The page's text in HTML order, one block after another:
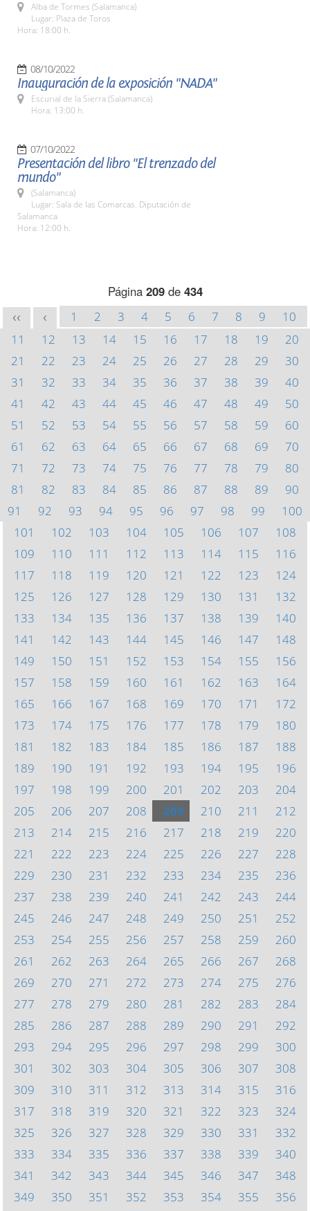
Alba de Tormes (Salamanca)
Lugar: Plaza de Toros
Hora: 18:00 h.
08/10/2022
Inauguración de la exposición "NADA"
Escurial de la Sierra (Salamanca)
Hora: 13:00 h.
07/10/2022
Presentación del libro "El trenzado del
mundo"
(Salamanca)
Lugar: Sala de las Comarcas. Diputación de
Salamanca
Hora: 12:00 h.
Página 209de 434
<< < 1 2 3 4 5 6 7 8 9
10
11
12 13 14 15 16 17 18 19
20
21
22 23 24 25 26 27 28 29
30
31
32 33 34 35 36 37 38 39
40
41
42 43 44 45 46 47 48 49
50
51
52 53 54 55 56 57 58 59
60
61
62 63 64 65 66 67 68 69
70
71
72 73 74 75 76 77 78 79
80
81
82 83 84 85 86 87 88 89
90
91
92 93 94 95 96 97 98 99
100
101
102 103 104 105 106 107
108
109
110 111 112 113 114 115
116
117
118 119 120 121 122 123
124
125
126 127 128 129 130 131
132
133
134 135 136 137 138 139
140
141
142 143 144 145 146 147
148
149
150 151 152 153 154 155
156
157
158 159 160 161 162 163
164
165
166 167 168 169 170 171
172
173
174 175 176 177 178 179
180
181
182 183 184 185 186 187
188
189
190 191 192 193 194 195
196
197
198 199 200 201 202 203
204
205
206 207 208 209 210 211
212
213
214 215 216 217 218 219
220
221
222 223 224 225 226 227
228
229
230 231 232 233 234 235
236
237
238 239 240 241 242 243
244
245
246 247 248 249 250 251
252
253
254 255 256 257 258 259
260
261
262 263 264 265 266 267
268
269
270 271 272 273 274 275
276
277
278 279 280 281 282 283
284
285
286 287 288 289 290 291
292
293
294 295 296 297 298 299
300
301
302 303 304 305 306 307
308
309
310 311 312 313 314 315
316
317
318 319 320 321 322 323
324
325
326 327 328 329 330 331
332
333
334 335 336 337 338 339
340
341
342 343 344 345 346 347
348
349
350 351 352 353 354 355
356